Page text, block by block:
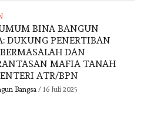
BINA BANGUN
DUKUNG PENERTIBAN
DAN
MAFIA TANAH
ATR/BPN
Bangsa/ 16 Juli 2025